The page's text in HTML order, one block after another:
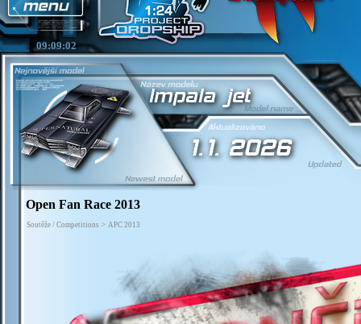
09:09:03
Open Fan Race 2013
Soutěže / Competitions > APC 2013